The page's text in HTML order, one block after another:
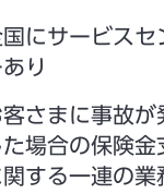
にサービスセ
り
客さまに事故が
た場合の保険金
関する一連の業